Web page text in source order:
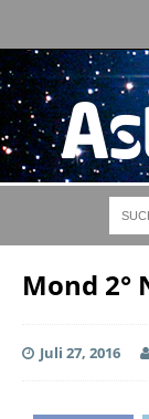
Mond 2°
Juli 27, 2016